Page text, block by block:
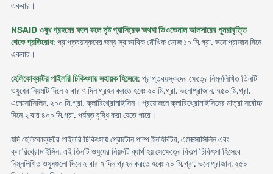
একবার।
NSAID ওষুধ গ্রহনের ফলে ফলে সৃষ্ট গ্যাস্ট্রিক অথবা ডিওডেনাল আলসারের পুনরাবৃত্তি
থেকে প্রতিরোধ: প্রাপ্তবয়স্কদের জন্য স্বাভাবিক মৌখিক ডোজ ১০ মি.গ্রা. ভনোপ্রাজান দিনে
একবার।
হেলিকোব্যাক্টর পাইলরি চিকিৎসায় সহায়ক হিসেবে: প্রাপ্তবয়স্কদের ক্ষেত্রে নিম্নলিখিত তিনটি
ওষুধের নিয়মটি দিনে ২ বার ৭ দিন গ্রহন করতে হবেঃ ২০ মি.গ্রা. ভনোপ্রাজান, ৭৫০ মি.গ্রা.
এমোক্সাসিলিন, ২০০ মি.গ্রা. ক্লারিথ্রোমাইসিন। প্রয়োজনে ক্লারিথ্রোমাইসিনের মাত্রা সর্বোচ্চ
দিনে ২ বার ৪০০ মি.গ্রা. পর্যন্ত বৃদ্ধি করা যেতে পারে।
যদি হেলিকোব্যাক্টর পাইলরি চিকিৎসায় প্রোটোন পাম্প ইনহিবিটর, এমোক্সাসিলিন এবং
ক্লারিথ্রোমাইসিন, এই তিনটি ওষুধের নিয়মটি ব্যার্থ হয় সেক্ষেত্রে বিকল্প চিকিৎসা হিসেবে
নিম্নলিখিত ওষুধগুলো দিনে ২ বার ৭ দিন গ্রহন করতে হবেঃ ২০ মি.গ্রা. ভনোপ্রাজান, ২৫০